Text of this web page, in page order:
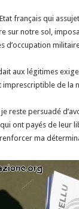
français qui
sur notre sol,
d’occupation
aux légitimes
de la
reste persuadé
ont payés de leur
ma